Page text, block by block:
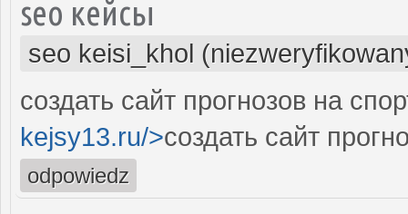
seo кейсы
seo keisi_khol
создать сайт прогнозов на
kejsy13.ru/>создать сайт
odpowiedz